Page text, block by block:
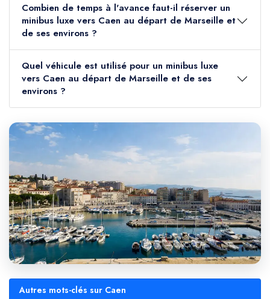
Combien de temps à l'avance faut-il réserver un
minibus luxe vers Caen au départ de Marseille et
de ses environs ?
Quel véhicule est utilisé pour un minibus luxe
vers Caen au départ de Marseille et de ses
environs ?
Autres mots-clés sur Caen